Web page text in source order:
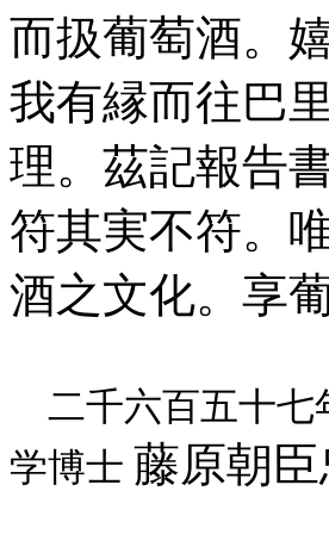
而扱葡萄酒。嬉
我有縁而往巴
理。茲記報告
符其実不符。
酒之文化。享
二千六百五十七
学博士 藤原朝